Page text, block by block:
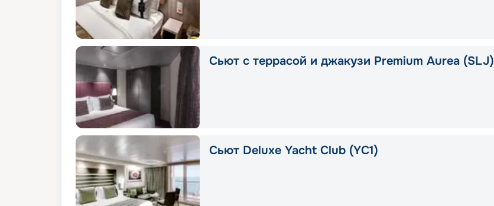
Сьют с террасой и джакузи Premium Aurea (SLJ)
Сьют Deluxe Yacht Club (YC1)